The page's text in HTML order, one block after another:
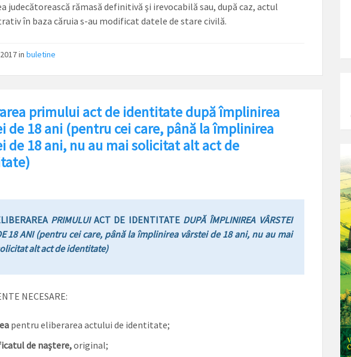
judecătorească rămasă definitivă şi irevocabilă sau, după caz, actul
în baza căruia s-au modificat datele de stare civilă.
in buletine
primului act de identitate după împlinirea
de 18 ani (pentru cei care, până la împlinirea
de 18 ani, nu au mai solicitat alt act de
PRIMULUI ACT DE IDENTITATE DUPĂ ÎMPLINIREA VÂRSTEI
18 ANI (pentru cei care, până la împlinirea vârstei de 18 ani, nu au mai
alt act de identitate)
NECESARE:
pentru eliberarea actului de identitate;
de naştere,original;